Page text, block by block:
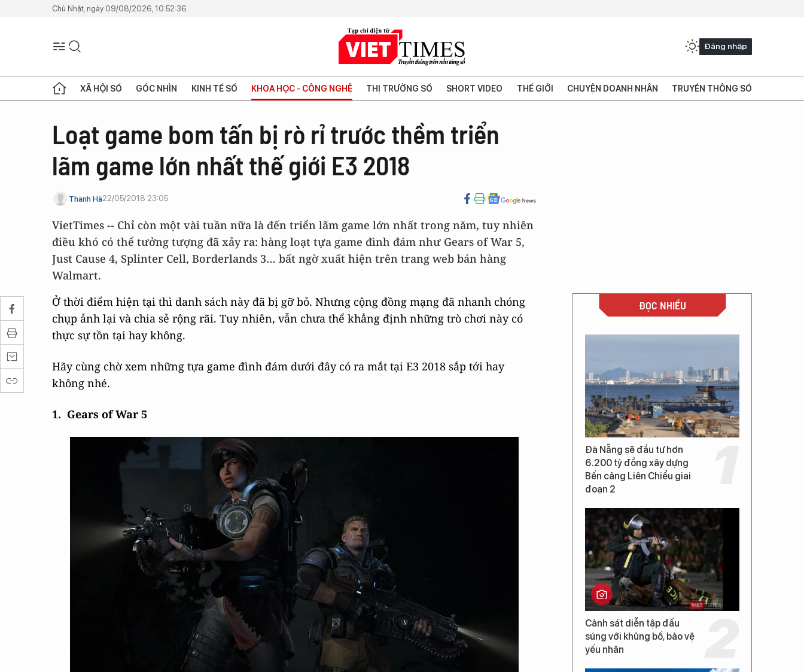
Chủ Nhật, ngày 09/08/2026, 10:52:36
Đăng nhập
XÃ HỘI SỐ GÓC NHÌN KINH TẾ SỐ KHOA HỌC - CÔNG NGHỆ THỊ TRƯỜNG SỐ SHORT VIDEO THẾ GIỚI CHUYỆN DOANH NHÂN TRUYỀN THÔNG SỐ
Loạt game bom tấn bị rò rỉ trước thềm triển
lãm game lớn nhất thế giới E3 2018
Thanh Hà22/05/2018 23:05
VietTimes -- Chỉ còn một vài tuần nữa là đến triển lãm game lớn nhất trong năm, tuy nhiên
điều khó có thể tưởng tượng đã xảy ra: hàng loạt tựa game đình đám như Gears of War 5,
Just Cause 4, Splinter Cell, Borderlands 3… bất ngờ xuất hiện trên trang web bán hàng
Walmart.
Ở thời điểm hiện tại thì danh sách này đã bị gỡ bỏ. Nhưng cộng đồng mạng đã nhanh chóng
chụp ảnh lại và chia sẻ rộng rãi. Tuy nhiên, vẫn chưa thể khẳng định những trò chơi này có
thực sự tồn tại hay không.
Hãy cùng chờ xem những tựa game đình đám dưới đây có ra mắt tại E3 2018 sắp tới hay
không nhé.
1. Gears of War 5
ĐỌC NHIỀU
Đà Nẵng sẽ đầu tư hơn
6.200 tỷ đồng xây dựng
Bến cảng Liên Chiểu giai
đoạn 2
Cảnh sát diễn tập đấu
súng với khủng bố, bảo vệ
yếu nhân